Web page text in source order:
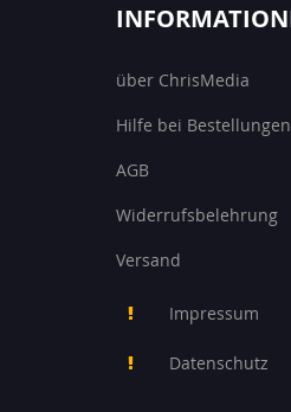
über ChrisMedia
Hilfe bei Bestellungen
AGB
Widerrufsbelehrung
Versand
Impressum
Datenschutz